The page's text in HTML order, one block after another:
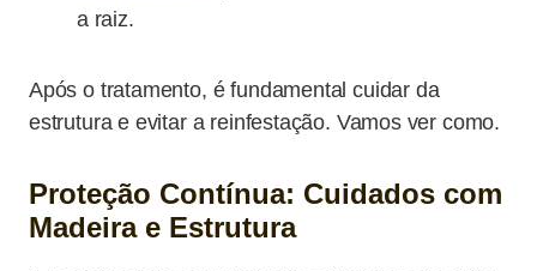
a raiz.
Após o tratamento, é fundamental cuidar da
estrutura e evitar a reinfestação. Vamos ver como.
Proteção Contínua: Cuidados com
Madeira e Estrutura